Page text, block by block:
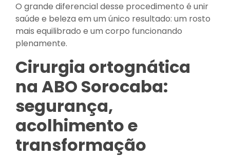
O grande diferencial desse procedimento é unir
saúde e beleza em um único resultado: um rosto
mais equilibrado e um corpo funcionando
plenamente.
Cirurgia ortognática
na ABO Sorocaba:
segurança,
acolhimento e
transformação